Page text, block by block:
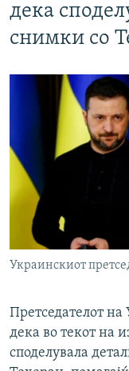
дека
снимки со
Украинскиот
Претседателот на
дека во текот на
споделувала